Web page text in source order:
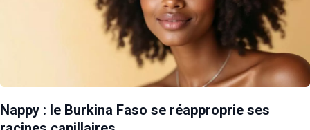
Nappy : le Burkina Faso se réapproprie ses